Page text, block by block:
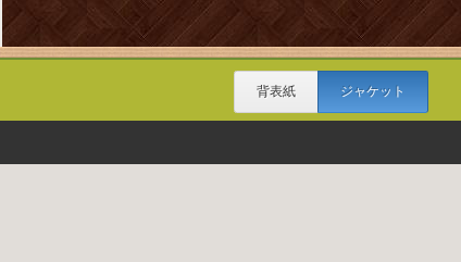
背表紙 ジャケット